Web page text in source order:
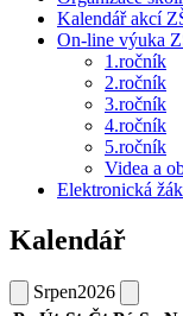
Kalendář akcí
On-line výuka
1.ročník
2.ročník
3.ročník
4.ročník
5.ročník
Videa a
Elektronická
Kalendář
Srpen2026